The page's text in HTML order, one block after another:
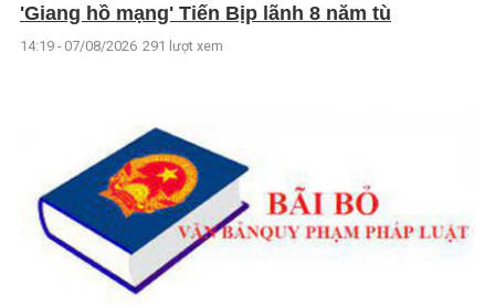
'Giang hồ mạng' Tiến Bịp lãnh 8 năm tù
14:19 - 07/08/2026 291 lượt xem